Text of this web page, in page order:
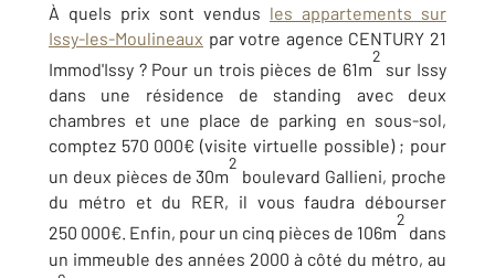
À quels prix sont vendus les appartements sur
Issy-les-Moulineaux par votre agence CENTURY 21
Immod'Issy ? Pour un trois pièces de 61m
2
sur Issy
dans une résidence de standing avec deux
chambres et une place de parking en sous-sol,
comptez 570 000€ (visite virtuelle possible) ; pour
un deux pièces de 30m
2
boulevard Gallieni, proche
du métro et du RER, il vous faudra débourser
250 000€. Enfin, pour un cinq pièces de 106m
2
dans
un immeuble des années 2000 à côté du métro, au